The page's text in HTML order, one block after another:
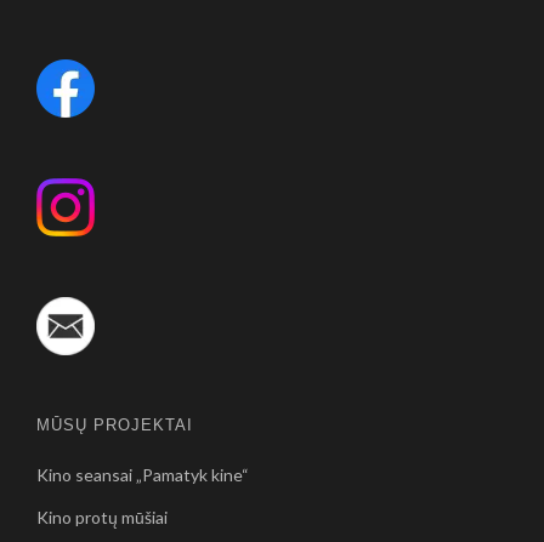
MŪSŲ PROJEKTAI
Kino seansai „Pamatyk kine“
Kino protų mūšiai